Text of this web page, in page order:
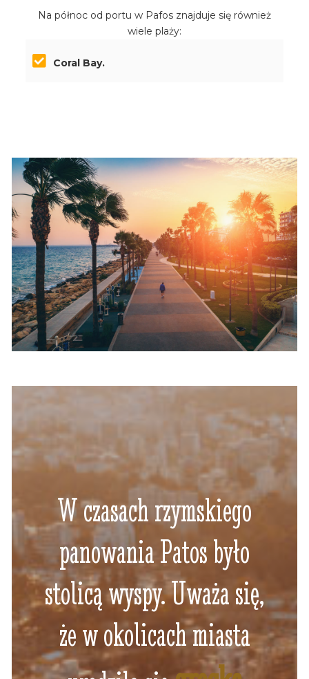
Na północ od portu w Pafos znajduje się również
wiele plaży:
Coral Bay.
W czasach rzymskiego
panowania Patos było
stolicą wyspy. Uważa się,
że w okolicach miasta